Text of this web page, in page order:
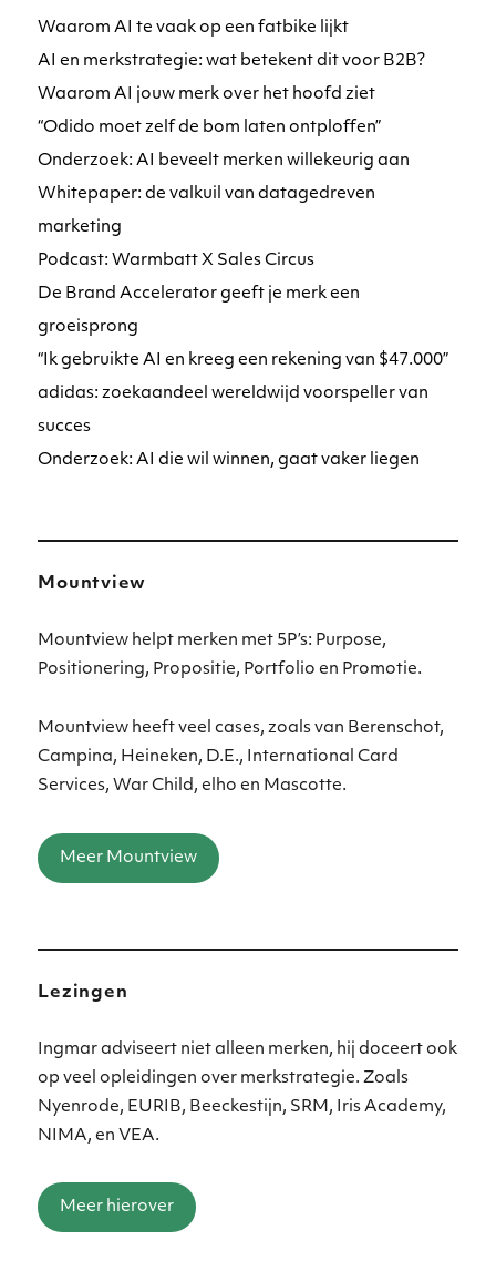
Waarom AI te vaak op een fatbike lijkt
AI en merkstrategie: wat betekent dit voor B2B?
Waarom AI jouw merk over het hoofd ziet
“Odido moet zelf de bom laten ontploffen”
Onderzoek: AI beveelt merken willekeurig aan
Whitepaper: de valkuil van datagedreven
marketing
Podcast: Warmbatt X Sales Circus
De Brand Accelerator geeft je merk een
groeisprong
“Ik gebruikte AI en kreeg een rekening van $47.000”
adidas: zoekaandeel wereldwijd voorspeller van
succes
Onderzoek: AI die wil winnen, gaat vaker liegen
Mountview
Mountview helpt merken met 5P’s: Purpose,
Positionering, Propositie, Portfolio en Promotie.
Mountview heeft veel cases, zoals van Berenschot,
Campina, Heineken, D.E., International Card
Services, War Child, elho en Mascotte.
Meer Mountview
Lezingen
Ingmar adviseert niet alleen merken, hij doceert ook
op veel opleidingen over merkstrategie. Zoals
Nyenrode, EURIB, Beeckestijn, SRM, Iris Academy,
NIMA, en VEA.
Meer hierover